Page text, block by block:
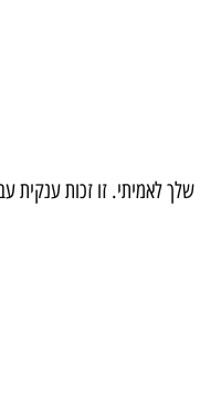
את "חמודי" שלך לאמיתי. זו